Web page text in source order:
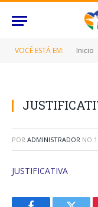
VOCÊ ESTÁ EM: Inicio
POR ADMINISTRADOR NO
JUSTIFICATIVA